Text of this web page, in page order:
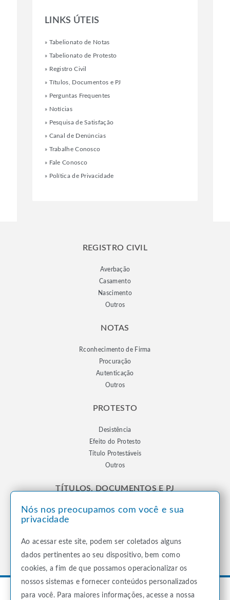
LINKS ÚTEIS
» Tabelionato de Notas
» Tabelionato de Protesto
» Registro Civil
» Títulos, Documentos e PJ
» Perguntas Frequentes
» Notícias
» Pesquisa de Satisfação
» Canal de Denúncias
» Trabalhe Conosco
» Fale Conosco
» Política de Privacidade
REGISTRO CIVIL
Averbação
Casamento
Nascimento
Outros
NOTAS
Rconhecimento de Firma
Procuração
Autenticação
Outros
PROTESTO
Desistência
Efeito do Protesto
Título Protestáveis
Outros
TÍTULOS, DOCUMENTOS E PJ
Registro de Títulos e Documentos
Outros
Todos os direitos reservadosCartório Michels Itupiranga© 2023
Nós nos preocupamos com você e sua
privacidade
Ao acessar este site, podem ser coletados alguns
dados pertinentes ao seu dispositivo, bem como
cookies, a fim de que possamos operacionalizar os
nossos sistemas e fornecer conteúdos personalizados
para você. Para maiores informações, acesse a nossa